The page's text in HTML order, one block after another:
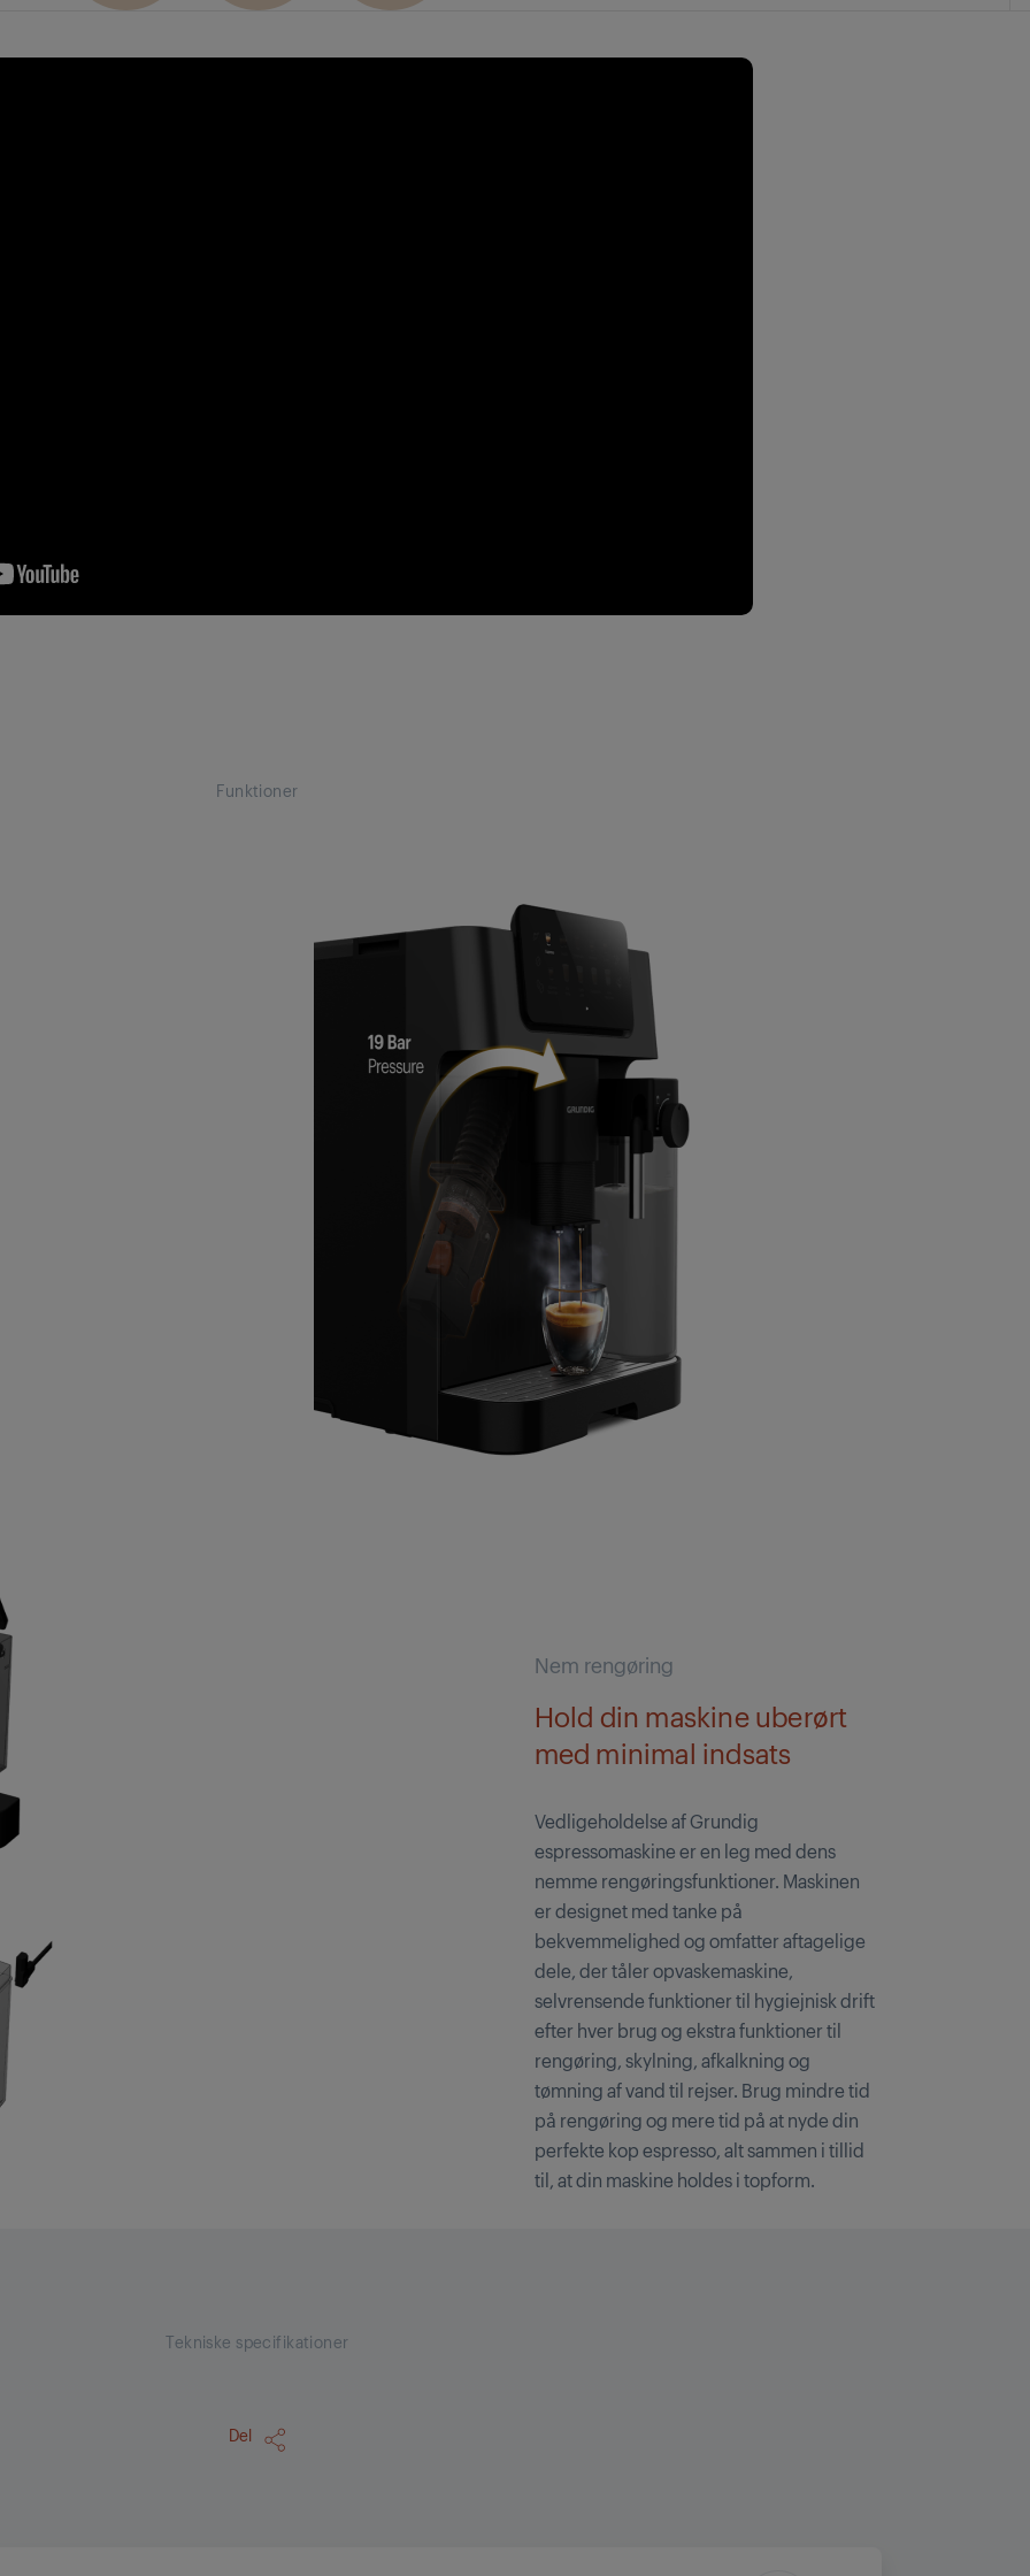
Funktioner
Nem rengøring
Hold din maskine uberørt
med minimal indsats
Vedligeholdelse af Grundig
espressomaskine er en leg med dens
nemme rengøringsfunktioner. Maskinen
er designet med tanke på
bekvemmelighed og omfatter aftagelige
dele, der tåler opvaskemaskine,
selvrensende funktioner til hygiejnisk drift
efter hver brug og ekstra funktioner til
rengøring, skylning, afkalkning og
tømning af vand til rejser. Brug mindre tid
på rengøring og mere tid på at nyde din
perfekte kop espresso, alt sammen i tillid
til, at din maskine holdes i topform.
Tekniske specifikationer
Del